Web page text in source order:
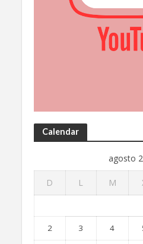
Calendar
agosto
D L M
2 3 4